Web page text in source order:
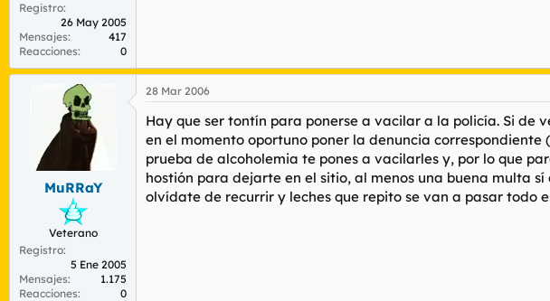
Registro
26 May 2005
Mensajes
417
Reacciones
0
MuRRaY
Veterano
Registro
5 Ene 2005
Mensajes
1.175
Reacciones
0
28 Mar 2006
Hay que ser tontín para ponerse a vacilar a la policía. Si
en el momento oportuno poner la denuncia
prueba de alcoholemia te pones a vacilarles y, por lo que
hostión para dejarte en el sitio, al menos una buena multa
olvídate de recurrir y leches que repito se van a pasar todo